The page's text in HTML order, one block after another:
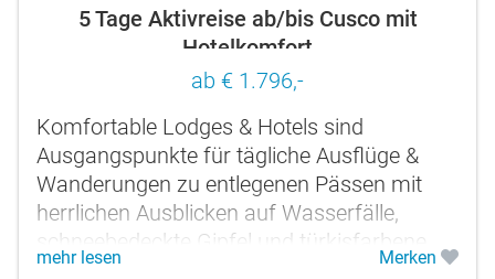
5 Tage Aktivreise ab/bis Cusco mit
Hotelkomfort
ab € 1.796,-
Komfortable Lodges & Hotels sind
Ausgangspunkte für tägliche Ausflüge &
Wanderungen zu entlegenen Pässen mit
herrlichen Ausblicken auf Wasserfälle,
schneebedeckte Gipfel und türkisfarbene
Gletscherseen und zu kleinen
mehr lesen Merken